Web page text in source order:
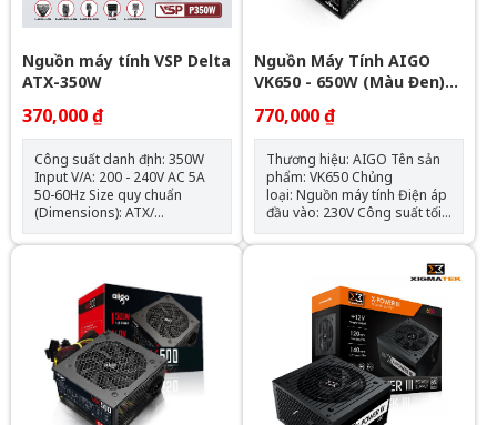
Nguồn máy tính VSP Delta
ATX-350W
370,000 ₫
Công suất danh định: 350W
Input V/A: 200 - 240V AC 5A
50-60Hz Size quy chuẩn
(Dimensions): ATX/
165x150x86 mm Fan Type :
120mm Protections : OVP,
cho main: - 1x 24pin
mainboard/ 1x 8(4+4 pin)
ATX12V, CPU Đầu cấp điện
cho hệ thống: 1x 8 pin
(6+2pin) VGA/ 2x Sata/ 2x
Molex
Nguồn Máy Tính AIGO
VK650 - 650W (Màu Đen)
Chính Hãng
770,000 ₫
Thương hiệu: AIGO Tên sản
phẩm: VK650 Chủng
loại: Nguồn máy tính Điện áp
đầu vào: 230V Công suất tối
đa: 600Wh Quạt: 120mm Kích
thước (CxRxD): 150mm x
nguồn tối đa: 150mm Số
lượng cable kết nối: 1 x ATX
24-PIN (20+4) 1 x CPU 8-PIN
SATA (3 SATA) 3 x PERIPHERAL
(4-PIN)